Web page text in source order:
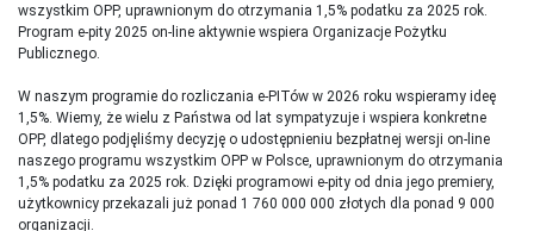
wszystkim OPP, uprawnionym do otrzymania 1,5% podatku za 2025 rok.
Program e-pity 2025 on-line aktywnie wspiera Organizacje Pożytku
Publicznego.
W naszym programie do rozliczania e-PITów w 2026 roku wspieramy ideę
1,5%. Wiemy, że wielu z Państwa od lat sympatyzuje i wspiera konkretne
OPP, dlatego podjęliśmy decyzję o udostępnieniu bezpłatnej wersji on-line
naszego programu wszystkim OPP w Polsce, uprawnionym do otrzymania
1,5% podatku za 2025 rok. Dzięki programowi e-pity od dnia jego premiery,
użytkownicy przekazali już ponad 1 760 000 000 złotych dla ponad 9 000
organizacji.